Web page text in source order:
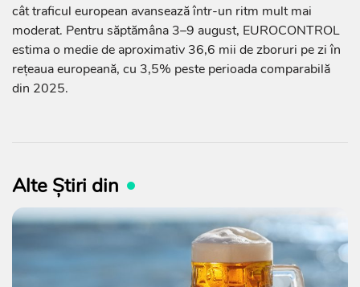
cât traficul european avansează într-un ritm mult mai
moderat. Pentru săptămâna 3–9 august, EUROCONTROL
estima o medie de aproximativ 36,6 mii de zboruri pe zi în
rețeaua europeană, cu 3,5% peste perioada comparabilă
din 2025.
Alte Știri din